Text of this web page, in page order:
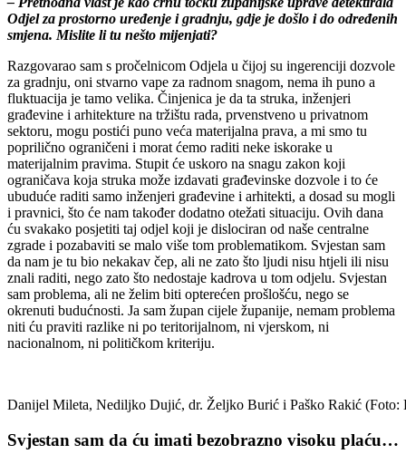
Odjel za prostorno uređenje i gradnju, gdje je došlo i do određenih
smjena. Mislite li tu nešto mijenjati?
Razgovarao sam s pročelnicom Odjela u čijoj su ingerenciji dozvole
za gradnju, oni stvarno vape za radnom snagom, nema ih puno a
fluktuacija je tamo velika. Činjenica je da ta struka, inženjeri
građevine i arhitekture na tržištu rada, prvenstveno u privatnom
sektoru, mogu postići puno veća materijalna prava, a mi smo tu
poprilično ograničeni i morat ćemo raditi neke iskorake u
materijalnim pravima. Stupit će uskoro na snagu zakon koji
ograničava koja struka može izdavati građevinske dozvole i to će
ubuduće raditi samo inženjeri građevine i arhitekti, a dosad su mogli
i pravnici, što će nam također dodatno otežati situaciju. Ovih dana
ću svakako posjetiti taj odjel koji je dislociran od naše centralne
zgrade i pozabaviti se malo više tom problematikom. Svjestan sam
da nam je tu bio nekakav čep, ali ne zato što ljudi nisu htjeli ili nisu
znali raditi, nego zato što nedostaje kadrova u tom odjelu. Svjestan
sam problema, ali ne želim biti opterećen prošlošću, nego se
okrenuti budućnosti. Ja sam župan cijele županije, nemam problema
niti ću praviti razlike ni po teritorijalnom, ni vjerskom, ni
nacionalnom, ni političkom kriteriju.
Danijel Mileta, Nediljko Dujić, dr. Željko Burić i Paško Rakić (Foto:
Svjestan sam da ću imati bezobrazno visoku plaću…